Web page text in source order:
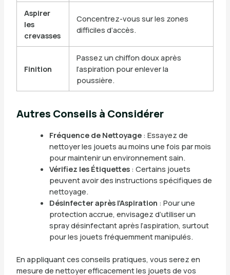
Aspirer
les
crevasses
Concentrez-vous sur les zones
difficiles d’accès.
Finition
Passez un chiffon doux après
l’aspiration pour enlever la
poussière.
Autres Conseils à Considérer
Fréquence de Nettoyage: Essayez de
nettoyer les jouets au moins une fois par mois
pour maintenir un environnement sain.
Vérifiez les Étiquettes: Certains jouets
peuvent avoir des instructions spécifiques de
nettoyage.
Désinfecter après l’Aspiration : Pour une
protection accrue, envisagez d’utiliser un
spray désinfectant après l’aspiration, surtout
pour les jouets fréquemment manipulés.
En appliquant ces conseils pratiques, vous serez en
mesure de nettoyer efficacement les jouets de vos